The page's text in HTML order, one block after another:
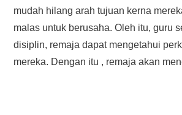
mudah hilang arah tujuan kerna
malas untuk berusaha. Oleh itu, guru
disiplin, remaja dapat mengetahui
mereka. Dengan itu , remaja akan